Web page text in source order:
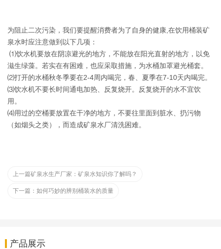
为阻止二次污染，我们要提醒消费者为了自身的健康,在饮用桶装矿
泉水时应注意做到以下几项：
滋生绿藻。若实在有困难，也应采取措施，为水桶加罩避光桶套。
⑵打开的水桶秋冬季要在2-4周内喝完，春、夏季在7-10天内喝完。
⑶饮水机不要长时间通电加热、反复烧开。反复烧开的水不宜饮
用。
⑷用过的空桶要放置在干净的地方，不要往里面到脏水、扔污物
（如烟头之类），而造成矿泉水厂清洗困难。
上一篇矿泉水生产厂家：矿泉水知识你了解吗？
下一篇： 如何巧妙的辨别桶装水的质量
产品展示